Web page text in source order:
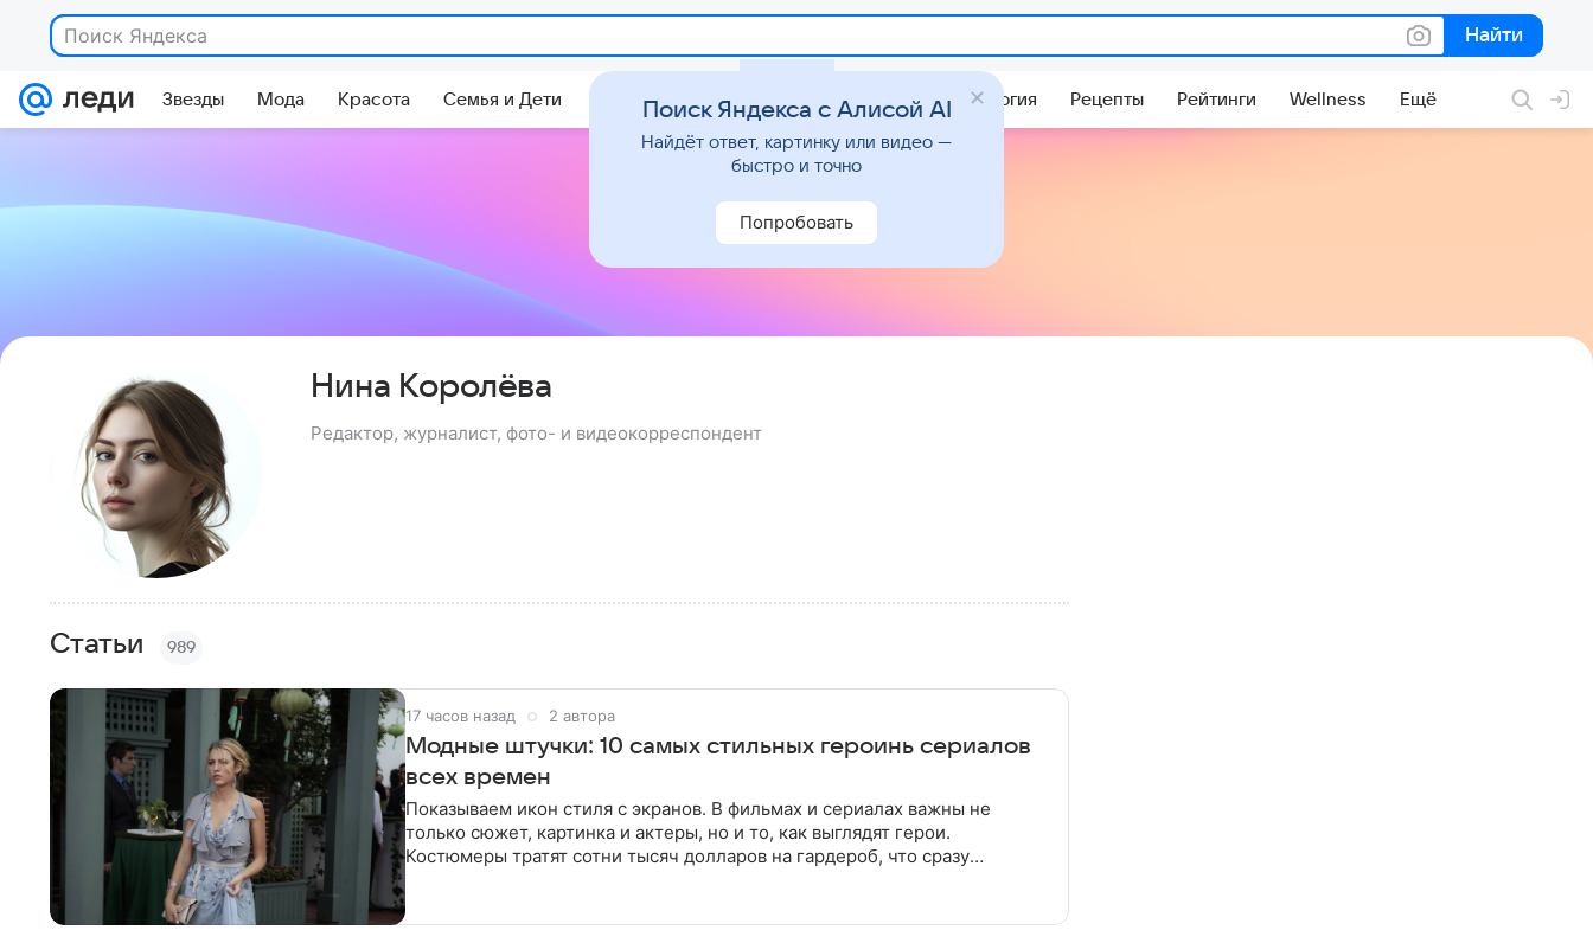
Поиск Яндекса Найти
Найти
Звезды Мода Красота Семья и Дети Гороскопы Стиль жизни Психология Рецепты Рейтинги Wellness Ещё
Нина Королёва
Редактор, журналист, фото- и видеокорреспондент
Статьи 989
17 часов назад 2 автора
Модные штучки: 10 самых стильных героинь сериалов
всех времен
Показываем икон стиля с экранов. В фильмах и сериалах важны не
только сюжет, картинка и актеры, но и то, как выглядят герои.
Костюмеры тратят сотни тысяч долларов на гардероб, что сразу
Поиск Яндекса с Алисой AI
Найдёт ответ, картинку или видео —
быстро и точно
Попробовать